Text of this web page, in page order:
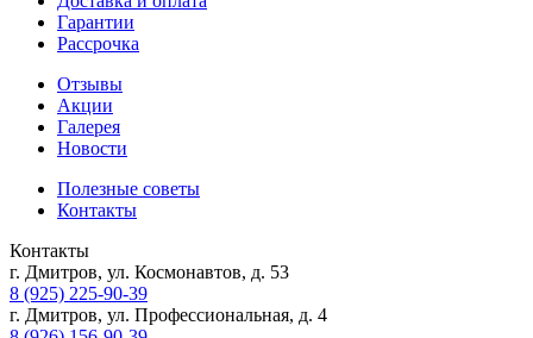
Гарантии
Рассрочка
Отзывы
Акции
Галерея
Новости
Полезные советы
Контакты
Контакты
г. Дмитров, ул. Космонавтов, д. 53
8 (925) 225-90-39
г. Дмитров, ул. Профессиональная, д. 4